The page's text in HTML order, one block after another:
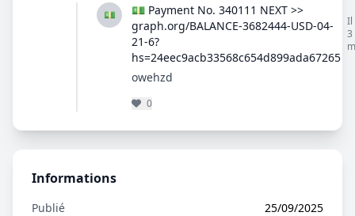
💵
💵 Payment No. 340111 NEXT >>
graph.org/BALANCE-3682444-USD-04-
21-6?
hs=24eec9acb33568c654d899ada67265
Il
3
owehzd
0
Informations
Publié
25/09/2025